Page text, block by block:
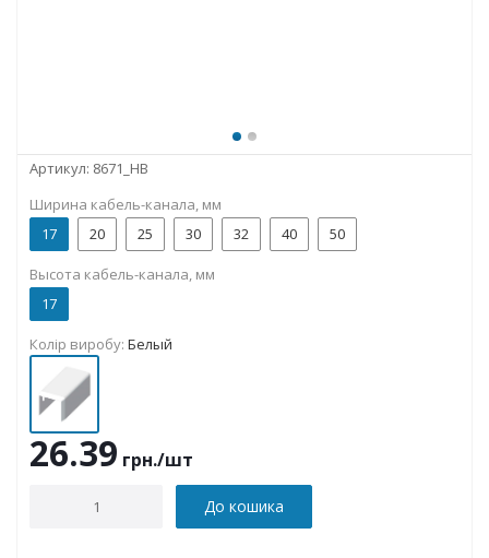
Артикул: 8671_HB
Ширина кабель-канала, мм
17
20 25 30 32 40 50
Высота кабель-канала, мм
17
Колір виробу: Белый
26.39 грн./шт
До кошика